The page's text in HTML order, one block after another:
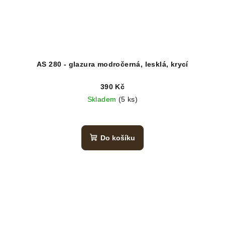
AS 280 - glazura modročerná, lesklá, krycí
390 Kč
Skladem (5 ks)
Do košíku